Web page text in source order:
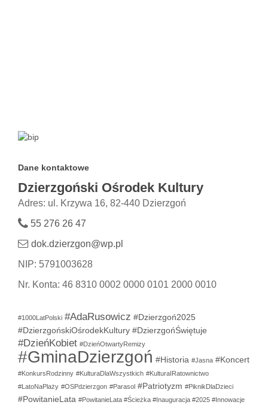
Dane kontaktowe
Dzierzgoński Ośrodek Kultury
Adres: ul. Krzywa 16, 82-440 Dzierzgoń
55 276 26 47
dok.dzierzgon@wp.pl
NIP: 5791003628
Nr. Konta: 46 8310 0002 0000 0101 2000 0010
#1000LatPolski #AdaRusowicz #Dzierzgoń2025
#DzierzgońskiOśrodekKultury #DzierzgońŚwiętuje
#DzieńKobiet #DzieńOtwartyRemizy
#GminaDzierzgoń #Historia #Jasna #Koncert
#KonkursRodzinny #KulturaDlaWszystkich #KulturaIRatownictwo
#LatoNaPlaży #OSPdzierzgon #Parasol #Patriotyzm #PiknikDlaDzieci
#PowitanieLata #PowitanieLata #Ścieżka #Inauguracja #2025 #Innowacje